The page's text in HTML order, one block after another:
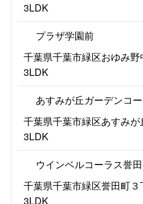
3LDK
プラザ学園前
千葉県千葉市緑区おゆみ野
3LDK
あすみが丘ガーデンコ
千葉県千葉市緑区あすみが
3LDK
ウインベルコーラス誉田
千葉県千葉市緑区誉田町３
3LDK